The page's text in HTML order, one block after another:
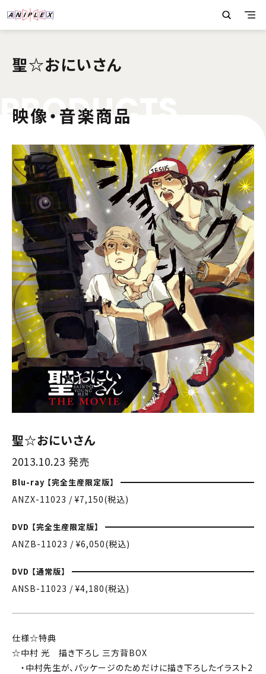
聖☆おにいさん
PRODUC
映像・音楽商品
聖☆おにいさん
2013.10.23 発売
Blu-ray 【完全生産限定版】
ANZX-11023 / ¥7,150(税込)
DVD 【完全生産限定版】
ANZB-11023 / ¥6,050(税込)
DVD 【通常版】
ANSB-11023 / ¥4,180(税込)
仕様☆特典
☆中村 光 描き下ろし 三方背BOX
・中村先生が、パッケージのためだけに描き下ろしたイラスト2